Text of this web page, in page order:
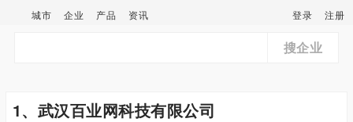
城市 企业 产品 资讯 登录 注册
搜企业
1、武汉百业网科技有限公司